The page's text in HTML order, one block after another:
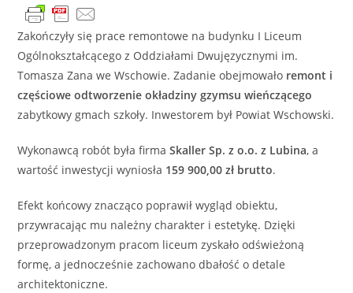
Zakończyły się prace remontowe na budynku I Liceum
Ogólnokształcącego z Oddziałami Dwujęzycznymi im.
Tomasza Zana we Wschowie. Zadanie obejmowało remont i
częściowe odtworzenie okładziny gzymsu wieńczącego
zabytkowy gmach szkoły. Inwestorem był Powiat Wschowski.
Wykonawcą robót była firmaSkaller Sp. z o.o. z Lubina, a
wartość inwestycji wyniosła 159 900,00 zł brutto.
Efekt końcowy znacząco poprawił wygląd obiektu,
przywracając mu należny charakter i estetykę. Dzięki
przeprowadzonym pracom liceum zyskało odświeżoną
formę, a jednocześnie zachowano dbałość o detale
architektoniczne.